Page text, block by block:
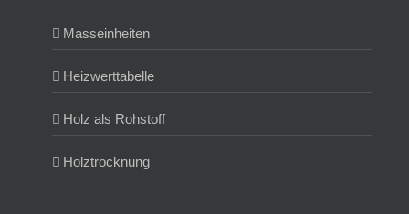
Masseinheiten
Heizwerttabelle
Holz als Rohstoff
Holztrocknung